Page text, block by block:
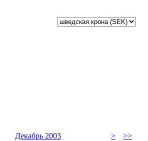
Декабрь 2003 >
>>